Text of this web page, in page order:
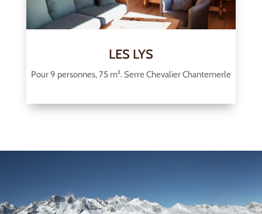
LES LYS
Pour 9 personnes, 75 m². Serre Chevalier Chantemerle